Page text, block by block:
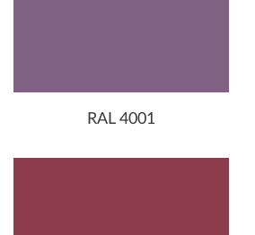
RAL 4001